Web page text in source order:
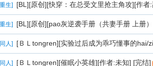
生] [BL][原创][快穿：在总受文里抢主角攻][作者
生] [BL][原创][pao灰逆袭手册（共妻手册 上册
人] [ＢＬtongren][实验过后成为乖巧懂事的hai/
人] [ＢＬtongren][催眠小英雄][作者:未知] [完结]